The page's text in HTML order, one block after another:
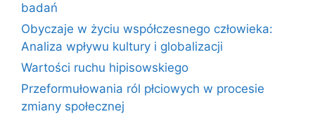
badań
Obyczaje w życiu współczesnego człowieka:
Analiza wpływu kultury i globalizacji
Wartości ruchu hipisowskiego
Przeformułowania ról płciowych w procesie
zmiany społecznej